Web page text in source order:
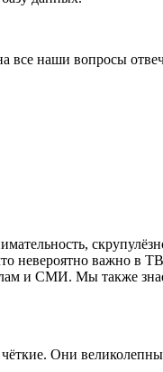
наши вопросы
невероятно важно в
и СМИ. Мы также
Они